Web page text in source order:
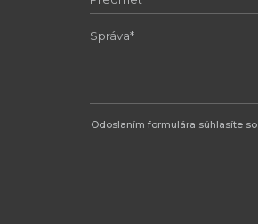
Odoslaním formulára súhlasíte so